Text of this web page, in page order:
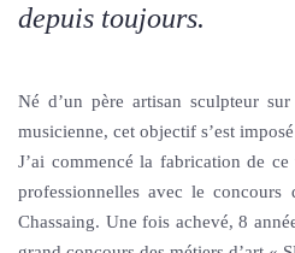
depuis toujours.
Né d’un père artisan sculpteur
musicienne, cet objectif s’est
J’ai commencé la fabrication de
professionnelles avec le
Chassaing. Une fois achevé, 8